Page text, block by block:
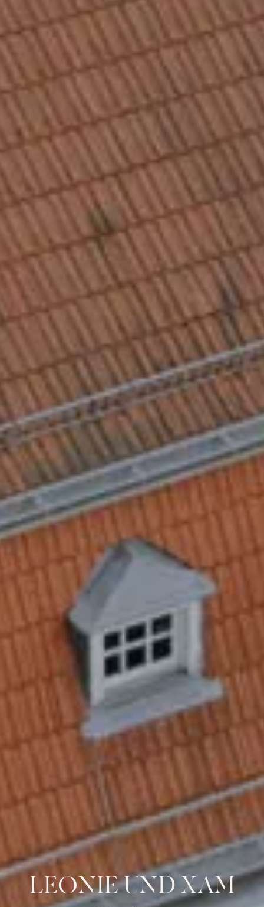
LEONIE UND XAM